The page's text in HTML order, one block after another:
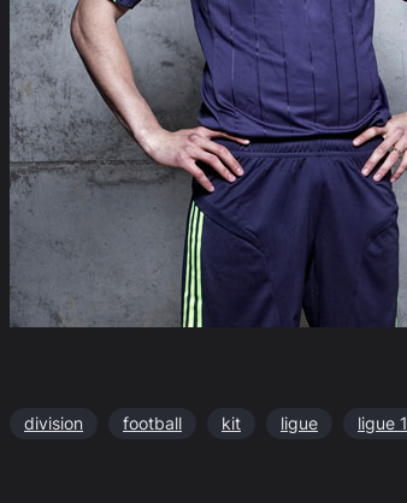
division football kit ligue ligue 1